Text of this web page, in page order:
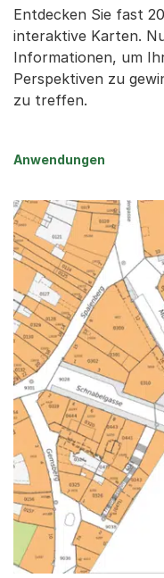
Entdecken Sie fast
interaktive Karten.
Informationen, um
Perspektiven zu
zu treffen.
Anwendungen